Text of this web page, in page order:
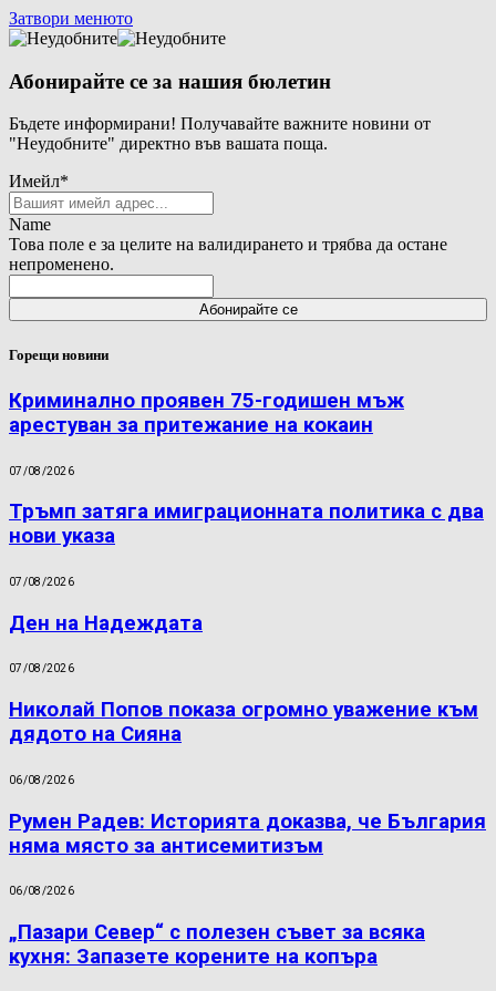
Затвори менюто
Абонирайте се за нашия бюлетин
Бъдете информирани! Получавайте важните новини от
"Неудобните" директно във вашата поща.
Имейл*
Name
Това поле е за целите на валидирането и трябва да остане
непроменено.
Горещи новини
Криминално проявен 75-годишен мъж
арестуван за притежание на кокаин
07/08/2026
Тръмп затяга имиграционната политика с два
нови указа
07/08/2026
Ден на Надеждата
07/08/2026
Николай Попов показа огромно уважение към
дядото на Сияна
06/08/2026
Румен Радев: Историята доказва, че България
няма място за антисемитизъм
06/08/2026
„Пазари Север“ с полезен съвет за всяка
кухня: Запазете корените на копъра